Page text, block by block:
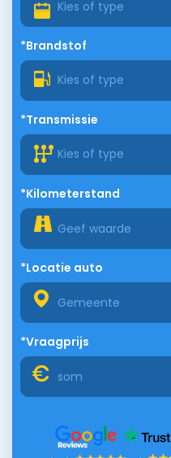
*Brandstof
Kies of type
*Transmissie
Kies of type
*Kilometerstand
*Locatie auto
*Vraagprijs